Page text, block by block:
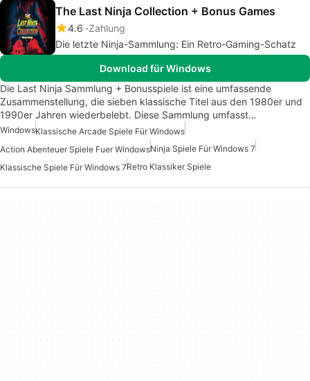
The Last Ninja Collection + Bonus Games
4.6 Zahlung
Die letzte Ninja-Sammlung: Ein Retro-Gaming-Schatz
Download für Windows
Die Last Ninja Sammlung + Bonusspiele ist eine umfassende
Zusammenstellung, die sieben klassische Titel aus den 1980er und
1990er Jahren wiederbelebt. Diese Sammlung umfasst…
WindowsKlassische Arcade Spiele Für Windows
Action Abenteuer Spiele Fuer WindowsNinja Spiele Für Windows 7
Klassische Spiele Für Windows 7Retro Klassiker Spiele